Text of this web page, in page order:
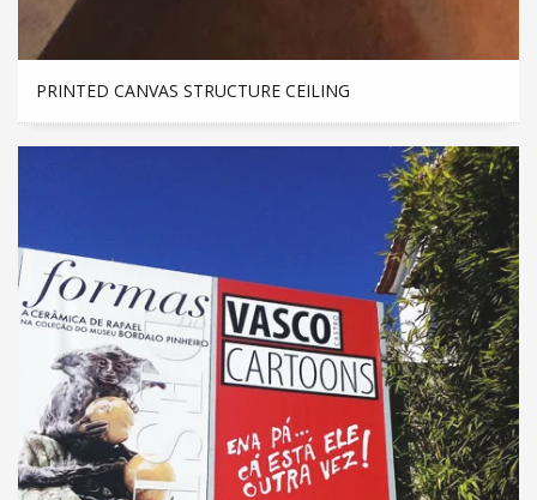
PRINTED CANVAS STRUCTURE CEILING